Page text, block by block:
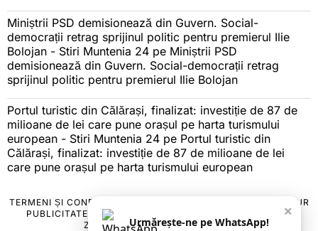
Miniștrii PSD demisionează din Guvern. Social-
democrații retrag sprijinul politic pentru premierul Ilie
Bolojan - Stiri Muntenia 24 pe Miniștrii PSD
demisionează din Guvern. Social-democrații retrag
sprijinul politic pentru premierul Ilie Bolojan
Portul turistic din Călărași, finalizat: investiție de 87 de
milioane de lei care pune orașul pe harta turismului
european - Stiri Muntenia 24 pe Portul turistic din
Călărași, finalizat: investiție de 87 de milioane de lei
care pune orașul pe harta turismului european
TERMENI ȘI CONDIȚII
POLITICA DE ANULARE & RETUR
PUBLICITATE ONLINE & TIPĂRITĂ
CONTACT
ZIARUL ANUNȚUL CĂLĂRĂȘEAN
×
Urmărește-ne pe WhatsApp!